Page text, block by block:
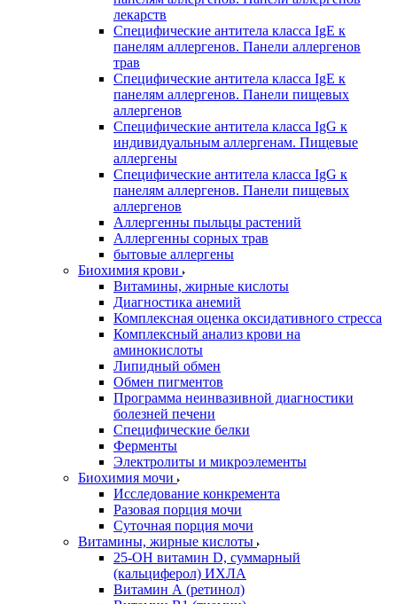
лекарств
Специфические антитела класса IgE к
панелям аллергенов. Панели аллергенов
трав
Специфические антитела класса IgE к
панелям аллергенов. Панели пищевых
аллергенов
Специфические антитела класса IgG к
индивидуальным аллергенам. Пищевые
аллергены
Специфические антитела класса IgG к
панелям аллергенов. Панели пищевых
аллергенов
Аллергенны пыльцы растений
Аллергенны сорных трав
бытовые аллергены
Биохимия крови
Витамины, жирные кислоты
Диагностика анемий
Комплексная оценка оксидативного стресса
Комплексный анализ крови на
аминокислоты
Липидный обмен
Обмен пигментов
Программа неинвазивной диагностики
болезней печени
Специфические белки
Ферменты
Электролиты и микроэлементы
Биохимия мочи
Исследование конкремента
Разовая порция мочи
Суточная порция мочи
Витамины, жирные кислоты
25-OH витамин D, суммарный
(кальциферол) ИХЛА
Витамин А (ретинол)